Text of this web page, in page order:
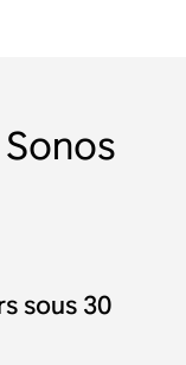
sous 30